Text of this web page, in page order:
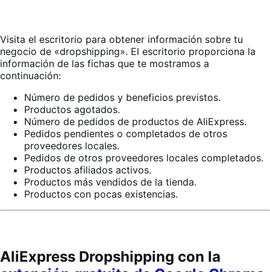
Visita el escritorio para obtener información sobre tu
negocio de «dropshipping». El escritorio proporciona la
información de las fichas que te mostramos a
continuación:
Número de pedidos y beneficios previstos.
Productos agotados.
Número de pedidos de productos de AliExpress.
Pedidos pendientes o completados de otros
proveedores locales.
Pedidos de otros proveedores locales completados.
Productos afiliados activos.
Productos más vendidos de la tienda.
Productos con pocas existencias.
AliExpress Dropshipping con la